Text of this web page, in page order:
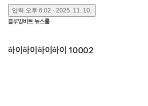
입력 오후 6:02 · 2025. 11. 10.
블루밍비트 뉴스룸
하이하이하이하이 10002